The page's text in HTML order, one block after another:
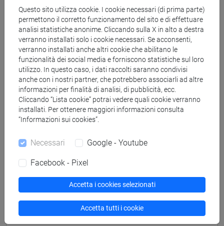
Mutua da
ENGLISH FOR HISTORY AND PHILOSOPHY
[FT0130]
Struttura generale dell'insegnamento
LINGUA INGLESE
ACADEMIC WRITING
ACADEMIC WRITING B
ACADEMIC WRITING D
ENGLISH FOR HISTORY AND PHILOSOPHY
ENGLISH FOR HISTORY AND
PHILOSOPHY A
Questo sito utilizza cookie. I cookie necessari (di prima parte)
permettono il corretto funzionamento del sito e di effettuare
analisi statistiche anonime. Cliccando sulla X in alto a destra
verranno installati solo i cookie necessari. Se acconsenti,
verranno installati anche altri cookie che abilitano le
funzionalità dei social media e forniscono statistiche sul loro
utilizzo. In questo caso, i dati raccolti saranno condivisi
anche con i nostri partner, che potrebbero associarli ad altre
informazioni per finalità di analisi, di pubblicità, ecc.
Cliccando “Lista cookie” potrai vedere quali cookie verranno
installati. Per ottenere maggiori informazioni consulta
“Informazioni sui cookies”.
Necessari Google - Youtube
Facebook - Pixel
Accetta i cookies selezionati
Accetta tutti i cookie